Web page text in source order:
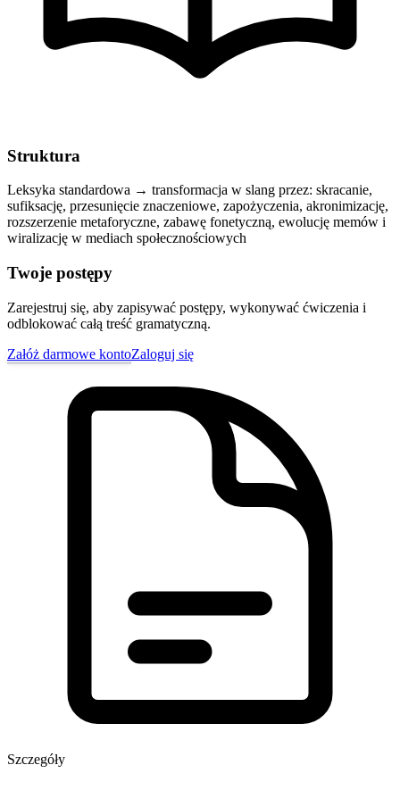
Struktura
Leksyka standardowa → transformacja w slang przez: skracanie,
sufiksację, przesunięcie znaczeniowe, zapożyczenia, akronimizację,
rozszerzenie metaforyczne, zabawę fonetyczną, ewolucję memów i
wiralizację w mediach społecznościowych
Twoje postępy
Zarejestruj się, aby zapisywać postępy, wykonywać ćwiczenia i
odblokować całą treść gramatyczną.
Załóż darmowe kontoZaloguj się
Szczegóły